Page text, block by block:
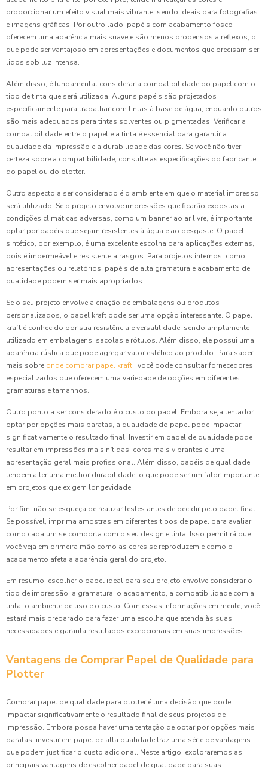
proporcionar um efeito visual mais vibrante, sendo ideais para fotografias
e imagens gráficas. Por outro lado, papéis com acabamento fosco
oferecem uma aparência mais suave e são menos propensos a reflexos, o
que pode ser vantajoso em apresentações e documentos que precisam ser
lidos sob luz intensa.
Além disso, é fundamental considerar a compatibilidade do papel com o
tipo de tinta que será utilizada. Alguns papéis são projetados
especificamente para trabalhar com tintas à base de água, enquanto outros
são mais adequados para tintas solventes ou pigmentadas. Verificar a
compatibilidade entre o papel e a tinta é essencial para garantir a
qualidade da impressão e a durabilidade das cores. Se você não tiver
certeza sobre a compatibilidade, consulte as especificações do fabricante
do papel ou do plotter.
Outro aspecto a ser considerado é o ambiente em que o material impresso
será utilizado. Se o projeto envolve impressões que ficarão expostas a
condições climáticas adversas, como um banner ao ar livre, é importante
optar por papéis que sejam resistentes à água e ao desgaste. O papel
sintético, por exemplo, é uma excelente escolha para aplicações externas,
pois é impermeável e resistente a rasgos. Para projetos internos, como
apresentações ou relatórios, papéis de alta gramatura e acabamento de
qualidade podem ser mais apropriados.
Se o seu projeto envolve a criação de embalagens ou produtos
personalizados, o papel kraft pode ser uma opção interessante. O papel
kraft é conhecido por sua resistência e versatilidade, sendo amplamente
utilizado em embalagens, sacolas e rótulos. Além disso, ele possui uma
aparência rústica que pode agregar valor estético ao produto. Para saber
mais sobre onde comprar papel kraft , você pode consultar fornecedores
especializados que oferecem uma variedade de opções em diferentes
gramaturas e tamanhos.
Outro ponto a ser considerado é o custo do papel. Embora seja tentador
optar por opções mais baratas, a qualidade do papel pode impactar
significativamente o resultado final. Investir em papel de qualidade pode
resultar em impressões mais nítidas, cores mais vibrantes e uma
apresentação geral mais profissional. Além disso, papéis de qualidade
tendem a ter uma melhor durabilidade, o que pode ser um fator importante
em projetos que exigem longevidade.
Por fim, não se esqueça de realizar testes antes de decidir pelo papel final.
Se possível, imprima amostras em diferentes tipos de papel para avaliar
como cada um se comporta com o seu design e tinta. Isso permitirá que
você veja em primeira mão como as cores se reproduzem e como o
acabamento afeta a aparência geral do projeto.
Em resumo, escolher o papel ideal para seu projeto envolve considerar o
tipo de impressão, a gramatura, o acabamento, a compatibilidade com a
tinta, o ambiente de uso e o custo. Com essas informações em mente, você
estará mais preparado para fazer uma escolha que atenda às suas
necessidades e garanta resultados excepcionais em suas impressões.
Vantagens de Comprar Papel de Qualidade para
Plotter
Comprar papel de qualidade para plotter é uma decisão que pode
impactar significativamente o resultado final de seus projetos de
impressão. Embora possa haver uma tentação de optar por opções mais
baratas, investir em papel de alta qualidade traz uma série de vantagens
que podem justificar o custo adicional. Neste artigo, exploraremos as
principais vantagens de escolher papel de qualidade para suas